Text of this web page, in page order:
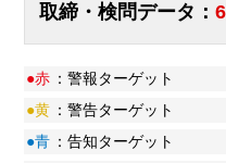
取締・検問データ：
●赤 ：警報ターゲット
●黄 ：警告ターゲット
●青 ：告知ターゲット